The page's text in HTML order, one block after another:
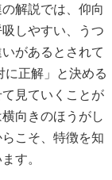
解説では、仰向
しやすい、うつ
があるとされて
に正解」と決める
見ていくことが
向きのほうがし
こそ、特徴を知
す。